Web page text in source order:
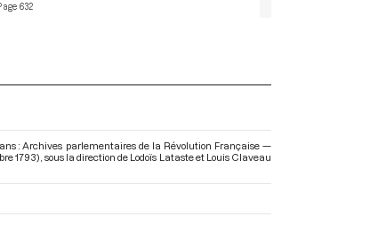
632
: Archives parlementaires de la Révolution Française —
1793) , sous la direction de Lodoïs Lataste et Louis Claveau